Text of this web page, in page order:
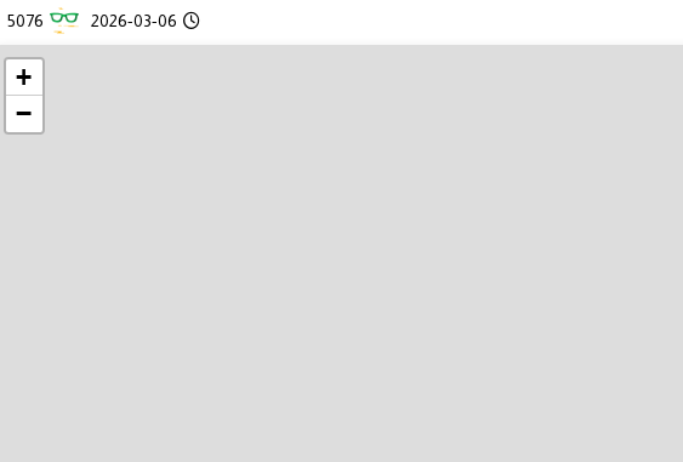
2026-03-06
5076
+
−